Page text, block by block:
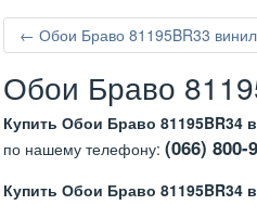
← Обои Браво 81195BR33
Обои Браво
Купить Обои Браво 81195BR34
по нашему телефону: (066) 800-
Купить Обои Браво 81195BR34